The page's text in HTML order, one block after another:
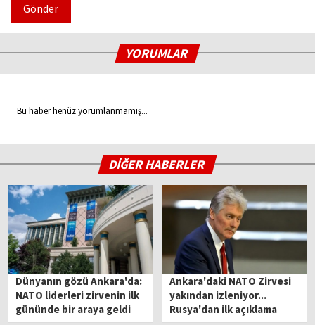
Gönder
YORUMLAR
Bu haber henüz yorumlanmamış...
DİĞER HABERLER
Dünyanın gözü Ankara'da:
NATO liderleri zirvenin ilk
gününde bir araya geldi
Ankara'daki NATO Zirvesi
yakından izleniyor...
Rusya'dan ilk açıklama